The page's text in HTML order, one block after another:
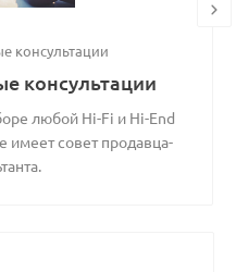
консультации
консультации
любой Hi-Fi и Hi-End
имеет совет продавца-